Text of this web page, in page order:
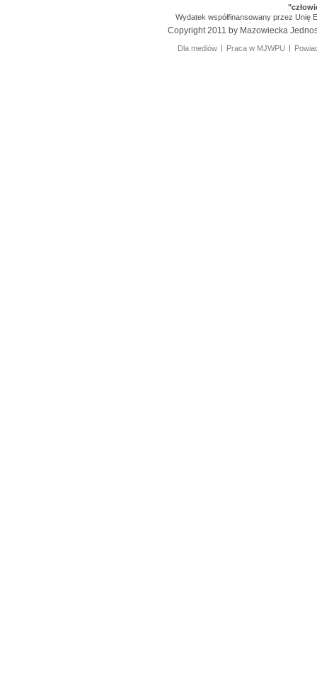
Wydatek współfinansowany przez Unię
Copyright 2011 by Mazowiecka
Dla mediów Praca w MJWPU